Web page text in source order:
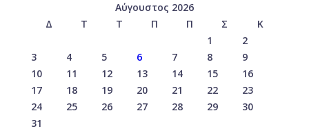
Αύγουστος 2026
Δ
Τ Τ Π Π Σ
Κ
1
2
3
4 5 6 7 8
9
10
11 12 13 14 15
16
17
18 19 20 21 22
23
24
25 26 27 28 29
30
31